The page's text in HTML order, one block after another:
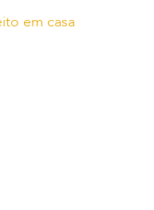
em casa